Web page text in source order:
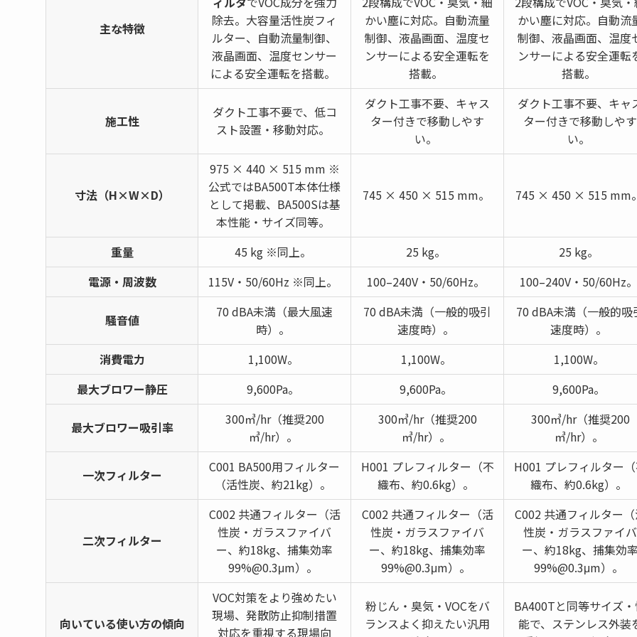
主な特徴
除去。大容量活性炭フィ
ルター、自動流量制御、
液晶画面、温度センサー
による安全運転を搭載。
かい塵に対応。自動流量
制御、液晶画面、温度セ
ンサーによる安全運転を
搭載。
かい塵に対応。自動流
制御、液晶画面、温度
ンサーによる安全運転
搭載。
施工性
ダクト工事不要で、低コ
スト設置・移動対応。
ダクト工事不要、キャス
ター付きで移動しやす
い。
ダクト工事不要、キャ
ター付きで移動しやす
い。
寸法（H×W×D）
975 × 440 × 515 mm ※
公式ではBA500T本体仕様
として掲載、BA500Sは基
本性能・サイズ同等。
745 × 450 × 515 mm。 745 × 450 × 515 mm。
重量 45 kg ※同上。 25 kg。
25 kg。
電源・周波数
115V・50/60Hz ※同上。 100–240V・50/60Hz。 100–240V・50/60Hz。
騒音値
70 dBA未満（最大風速
時）。
70 dBA未満（一般的吸引
速度時）。
70 dBA未満（一般的吸
速度時）。
消費電力
1,100W。 1,100W。
1,100W。
最大ブロワー静圧
9,600Pa。 9,600Pa。 9,600Pa。
最大ブロワー吸引率
300㎥/hr（推奨200
㎥/hr）。
300㎥/hr（推奨200
㎥/hr）。
300㎥/hr（推奨200
㎥/hr）。
一次フィルター
C001 BA500用フィルター
（活性炭、約21kg）。
H001 プレフィルター（不
織布、約0.6kg）。
H001 プレフィルター
織布、約0.6kg）。
二次フィルター
C002 共通フィルター（活
性炭・ガラスファイバ
ー、約18kg、捕集効率
99%@0.3μm）。
C002 共通フィルター（活
性炭・ガラスファイバ
ー、約18kg、捕集効率
99%@0.3μm）。
C002 共通フィルター
性炭・ガラスファイバ
ー、約18kg、捕集効率
99%@0.3μm）。
向いている使い方の傾向
VOC対策をより強めたい
現場、発散防止抑制措置
対応を重視する現場向
粉じん・臭気・VOCをバ
ランスよく抑えたい汎用
BA400Tと同等サイズ
能で、ステンレス外装